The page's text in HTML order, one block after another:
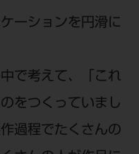
ーションを円滑に
で考えて、「これ
をつくっていまし
過程でたくさんの